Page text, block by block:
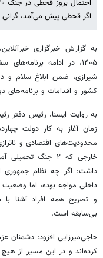
اگر قحطی پیش می‌آمد، گرانی
به گزارش خبرگزاری خبرآنلاین،
۱۴۰۵، در ادامه
شیرازی، ضمن ابلاغ سلام و
کشور و اقدامات و برنامه‌های
به روایت ایسنا، رئیس دفتر
زمان آغاز به کار دولت
محدودیت‌های اقتصادی و
خارجی که ۲ جنگ
داشت: اگر چه نظام جمهوری
بی‌سابقه است.
حاجی‌میرزایی افزود: دشمنان
کرده‌اند و در این مسیر از هیچ